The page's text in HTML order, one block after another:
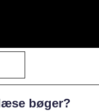
bøger?